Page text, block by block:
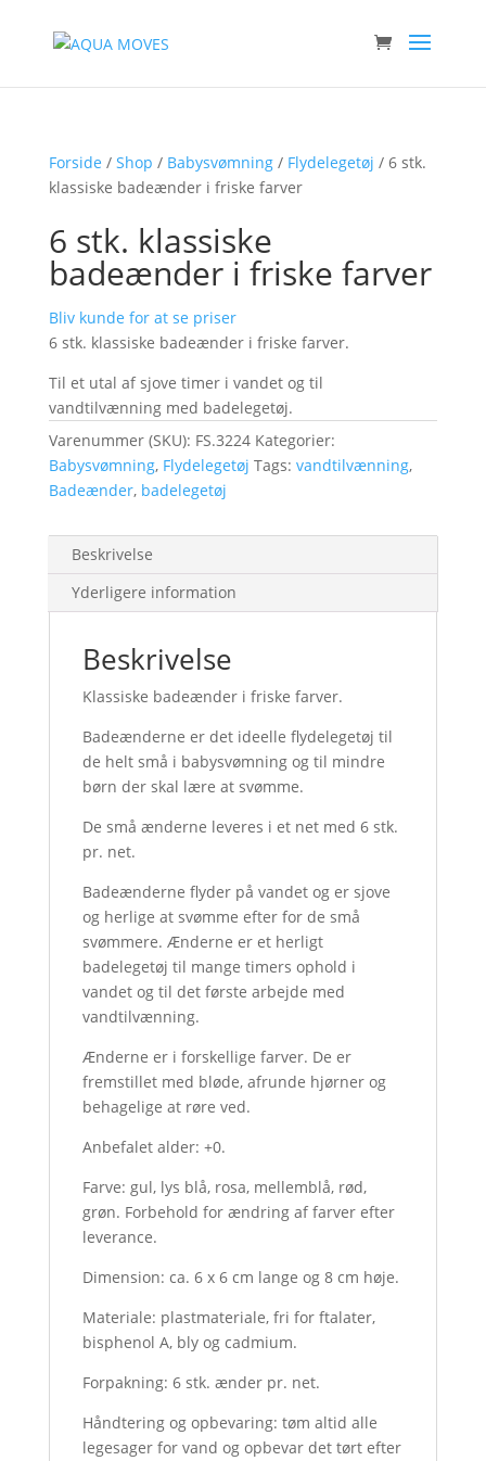
Forside / Shop / Babysvømning/ Flydelegetøj / 6 stk.
klassiske badeænder i friske farver
6 stk. klassiske
badeænder i friske farver
Bliv kunde for at se priser
6 stk. klassiske badeænder i friske farver.
Til et utal af sjove timer i vandet og til
vandtilvænning med badelegetøj.
Varenummer (SKU): FS.3224 Kategorier:
Babysvømning, Flydelegetøj Tags: vandtilvænning,
Badeænder, badelegetøj
Beskrivelse
Yderligere information
Beskrivelse
Klassiske badeænder i friske farver.
Badeænderne er det ideelle flydelegetøj til
de helt små i babysvømning og til mindre
børn der skal lære at svømme.
De små ænderne leveres i et net med 6 stk.
pr. net.
Badeænderne flyder på vandet og er sjove
og herlige at svømme efter for de små
svømmere. Ænderne er et herligt
badelegetøj til mange timers ophold i
vandet og til det første arbejde med
vandtilvænning.
Ænderne er i forskellige farver. De er
fremstillet med bløde, afrunde hjørner og
behagelige at røre ved.
Anbefalet alder: +0.
Farve: gul, lys blå, rosa, mellemblå, rød,
grøn. Forbehold for ændring af farver efter
leverance.
Dimension: ca. 6 x 6 cm lange og 8 cm høje.
Materiale: plastmateriale, fri for ftalater,
bisphenol A, bly og cadmium.
Forpakning: 6 stk. ænder pr. net.
Håndtering og opbevaring: tøm altid alle
legesager for vand og opbevar det tørt efter